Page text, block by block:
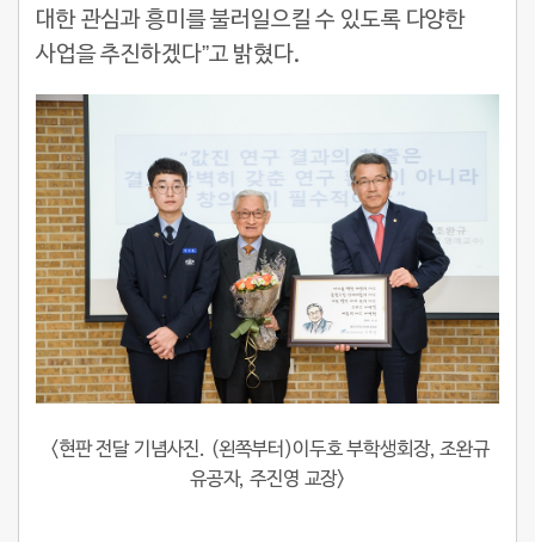
대한 관심과 흥미를 불러일으킬 수 있도록 다양한
사업을 추진하겠다”고 밝혔다.
<현판 전달 기념사진. (왼쪽부터)이두호 부학생회장, 조완규
유공자, 주진영 교장>